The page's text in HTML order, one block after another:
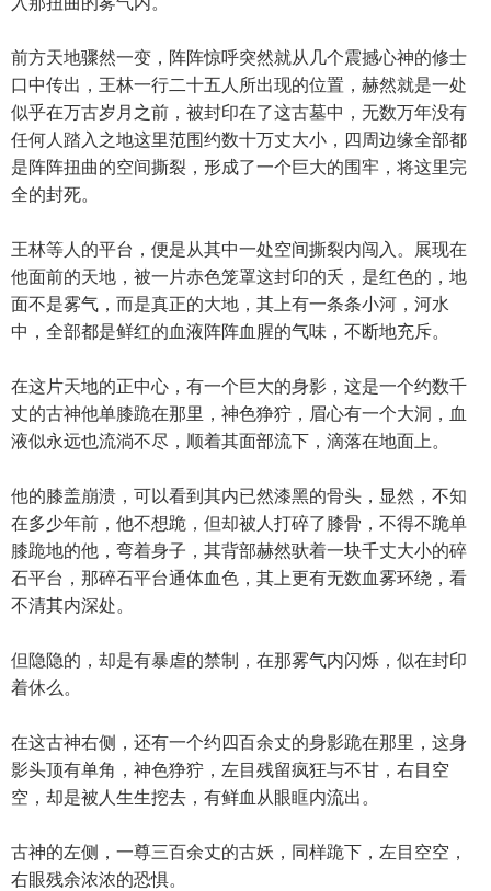
前方天地骤然一变，阵阵惊呼突然就从几个震撼心神的修士
口中传出，王林一行二十五人所出现的位置，赫然就是一处
似乎在万古岁月之前，被封印在了这古墓中，无数万年没有
任何人踏入之地这里范围约数十万丈大小，四周边缘全部都
是阵阵扭曲的空间撕裂，形成了一个巨大的围牢，将这里完
全的封死。
王林等人的平台，便是从其中一处空间撕裂内闯入。展现在
他面前的天地，被一片赤色笼罩这封印的夭，是红色的，地
面不是雾气，而是真正的大地，其上有一条条小河，河水
中，全部都是鲜红的血液阵阵血腥的气味，不断地充斥。
在这片天地的正中心，有一个巨大的身影，这是一个约数千
丈的古神他单膝跪在那里，神色狰狞，眉心有一个大洞，血
液似永远也流淌不尽，顺着其面部流下，滴落在地面上。
他的膝盖崩溃，可以看到其内已然漆黑的骨头，显然，不知
在多少年前，他不想跪，但却被人打碎了膝骨，不得不跪单
膝跪地的他，弯着身子，其背部赫然驮着一块千丈大小的碎
石平台，那碎石平台通体血色，其上更有无数血雾环绕，看
不清其内深处。
但隐隐的，却是有暴虐的禁制，在那雾气内闪烁，似在封印
着休么。
在这古神右侧，还有一个约四百余丈的身影跪在那里，这身
影头顶有单角，神色狰狞，左目残留疯狂与不甘，右目空
空，却是被人生生挖去，有鲜血从眼眶内流出。
古神的左侧，一尊三百余丈的古妖，同样跪下，左目空空，
右眼残余浓浓的恐惧。